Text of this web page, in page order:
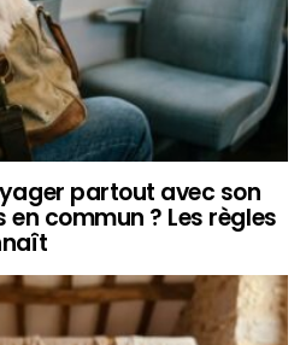
partout avec son
commun ? Les règles